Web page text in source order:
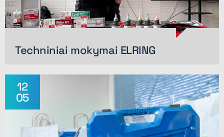
Techniniai mokymai ELRING
12
05